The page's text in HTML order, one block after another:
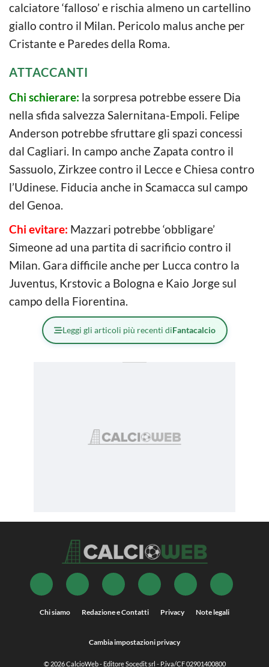
calciatore ‘falloso’ e rischia almeno un cartellino
giallo contro il Milan. Pericolo malus anche per
Cristante e Paredes della Roma.
ATTACCANTI
Chi schierare: la sorpresa potrebbe essere Dia
nella sfida salvezza Salernitana-Empoli. Felipe
Anderson potrebbe sfruttare gli spazi concessi
dal Cagliari. In campo anche Zapata contro il
Sassuolo, Zirkzee contro il Lecce e Chiesa contro
l’Udinese. Fiducia anche in Scamacca sul campo
del Genoa.
Chi evitare: Mazzari potrebbe ‘obbligare’
Simeone ad una partita di sacrificio contro il
Milan. Gara difficile anche per Lucca contro la
Juventus, Krstovic a Bologna e Kaio Jorge sul
campo della Fiorentina.
Leggi gli articoli più recenti diFantacalcio
Chi siamo Redazione e Contatti Privacy Note legali
Cambia impostazioni privacy
© 2026CalcioWeb- Editore Socedit srl - P.iva/CF 02901400800